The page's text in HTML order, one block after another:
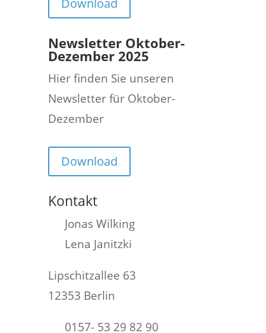
Download
Newsletter Oktober-
Dezember 2025
Hier finden Sie unseren
Newsletter für Oktober-
Dezember
Download
Kontakt
Jonas Wilking
Lena Janitzki
Lipschitzallee 63
12353 Berlin
0157- 53 29 82 90